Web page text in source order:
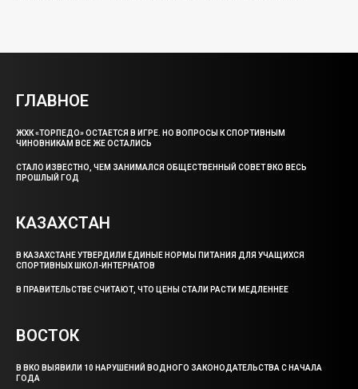
ГЛАВНОЕ
ЖХК «ТОРПЕДО» ОСТАЕТСЯ В ИГРЕ. НО ВОПРОСЫ К СПОРТИВНЫМ
ЧИНОВНИКАМ ВСЕ ЖЕ ОСТАЛИСЬ
СТАЛО ИЗВЕСТНО, ЧЕМ ЗАНИМАЛСЯ ОБЩЕСТВЕННЫЙ СОВЕТ ВКО ВЕСЬ
ПРОШЛЫЙ ГОД
КАЗАХСТАН
В КАЗАХСТАНЕ УТВЕРДИЛИ ЕДИНЫЕ НОРМЫ ПИТАНИЯ ДЛЯ УЧАЩИХСЯ
СПОРТИВНЫХ ШКОЛ-ИНТЕРНАТОВ
В ПРАВИТЕЛЬСТВЕ СЧИТАЮТ, ЧТО ЦЕНЫ СТАЛИ РАСТИ МЕДЛЕННЕЕ
ВОСТОК
В ВКО ВЫЯВИЛИ 10 НАРУШЕНИЙ ВОДНОГО ЗАКОНОДАТЕЛЬСТВА С НАЧАЛА
ГОДА